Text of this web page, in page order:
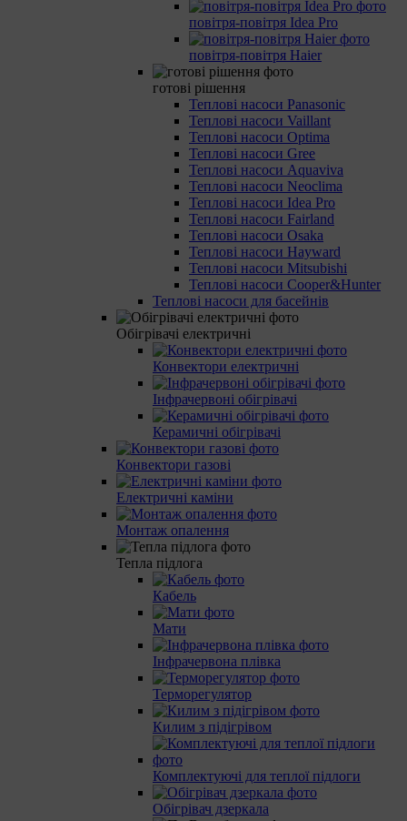
повітря-повітря Idea Pro
повітря-повітря Haier
готові рішення
Теплові насоси Panasonic
Теплові насоси Vaillant
Теплові насоси Optima
Теплові насоси Gree
Теплові насоси Aquaviva
Теплові насоси Neoclima
Теплові насоси Idea Pro
Теплові насоси Fairland
Теплові насоси Osaka
Теплові насоси Hayward
Теплові насоси Mitsubishi
Теплові насоси Cooper&Hunter
Теплові насоси для басейнів
Обігрівачі електричні
Конвектори електричні
Інфрачервоні обігрівачі
Керамичні обігрівачі
Конвектори газові
Електричні каміни
Монтаж опалення
Тепла підлога
Кабель
Мати
Інфрачервона плівка
Терморегулятор
Килим з підігрівом
Комплектуючі для теплої підлоги
Обігрівач дзеркала